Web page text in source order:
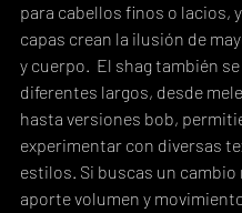
para cabellos finos o lacios,
capas crean la ilusión de
y cuerpo.  El shag también
diferentes largos, desde
hasta versiones bob,
experimentar con diversas
estilos. Si buscas un cambio
aporte volumen y